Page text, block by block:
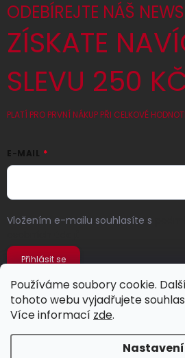
Používáme soubory cookie.
tohoto webu vyjadřujete
Více informací zde.
Nastavení
ODEBÍREJTE NÁŠ
ZÍSKATE
SLEVU 250
PLATÍ PRO PRVNÍ NÁKUP PŘI CELKOVÉ
E-MAIL
Vložením e-mailu souhlasíte s
Přihlásit se